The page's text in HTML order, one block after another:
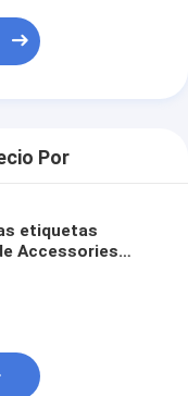
Por
etiquetas
Accessories